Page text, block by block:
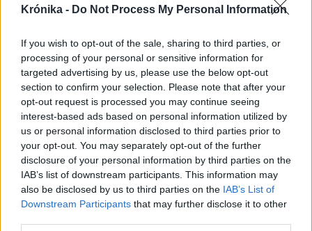
Krónika - Do Not Process My Personal Information
If you wish to opt-out of the sale, sharing to third parties, or
processing of your personal or sensitive information for
targeted advertising by us, please use the below opt-out
section to confirm your selection. Please note that after your
opt-out request is processed you may continue seeing
interest-based ads based on personal information utilized by
us or personal information disclosed to third parties prior to
your opt-out. You may separately opt-out of the further
disclosure of your personal information by third parties on the
IAB’s list of downstream participants. This information may
also be disclosed by us to third parties on the IAB’s List of
Downstream Participants that may further disclose it to other
2026. augusztus 05., szerda
A gázolajárak fekete pénteke? –
Durván beszólt a drágítások miatt
az energiaügyi szakértő